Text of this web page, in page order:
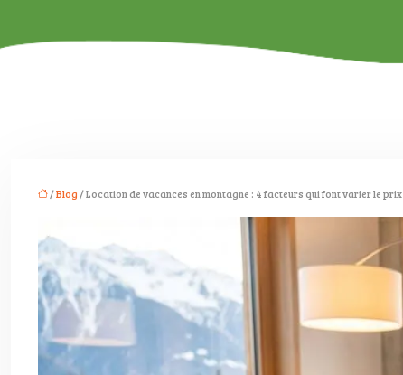
/Blog / Location de vacances en montagne : 4 facteurs qui font varier le prix